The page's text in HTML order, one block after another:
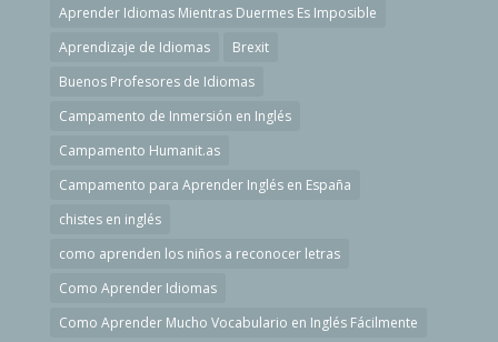
Aprender Idiomas Mientras Duermes Es Imposible
Aprendizaje de Idiomas
Brexit
Buenos Profesores de Idiomas
Campamento de Inmersión en Inglés
Campamento Humanit.as
Campamento para Aprender Inglés en España
chistes en inglés
como aprenden los niños a reconocer letras
Como Aprender Idiomas
Como Aprender Mucho Vocabulario en Inglés Fácilmente